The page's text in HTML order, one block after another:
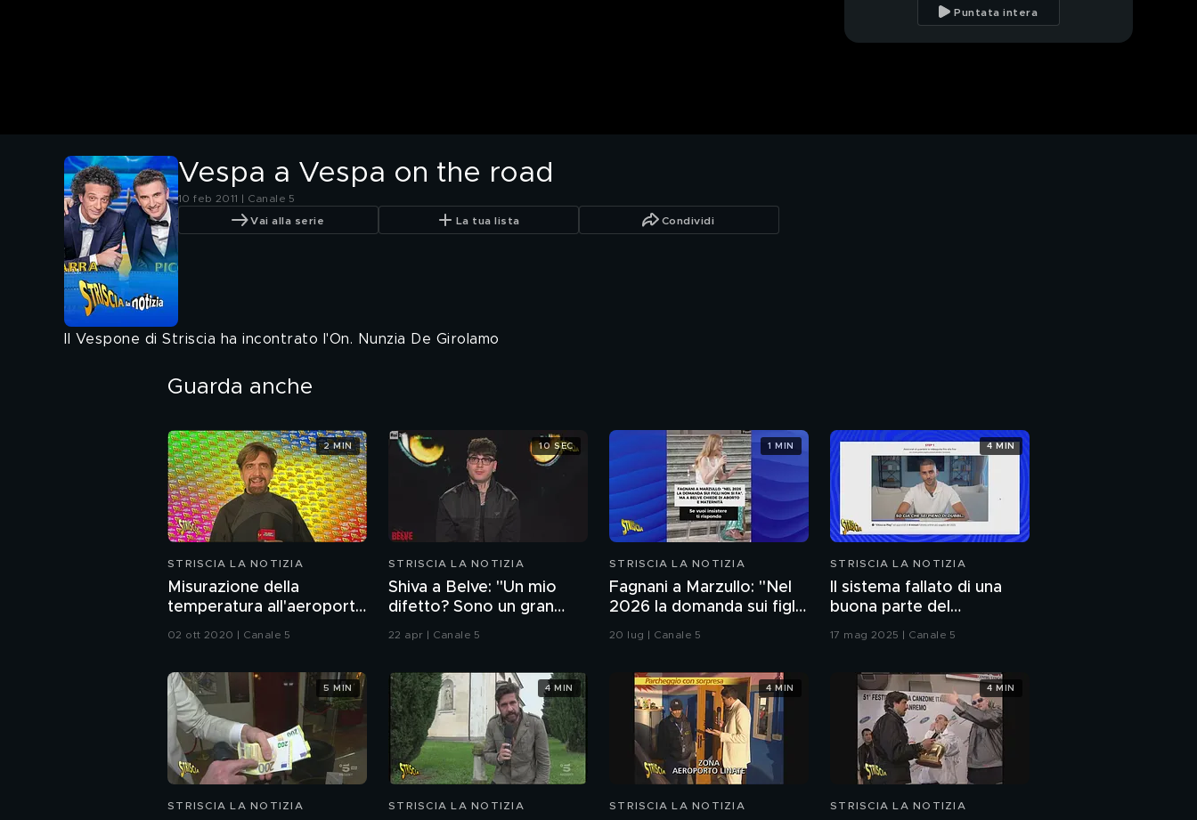
Puntata intera
Vespa a Vespa on the road
10 feb 2011 | Canale 5
Vai alla serie La tua lista Condividi
Il Vespone di Striscia ha incontrato l'On. Nunzia De Girolamo
Guarda anche
STRISCIA LA NOTIZIA
Misurazione della
temperatura all'aeroporto
di Malpensa
02 ott 2020 | Canale 5
2 MIN
STRISCIA LA NOTIZIA
Shiva a Belve: "Un mio
difetto? Sono un gran
coglione"
22 apr | Canale 5
10 SEC
STRISCIA LA NOTIZIA
Fagnani a Marzullo: "Nel
2026 la domanda sui figli
non si fa". Ma a Belve
20 lug | Canale 5
1 MIN
STRISCIA LA NOTIZIA
Il sistema fallato di una
buona parte del
giornalismo online: articoli
17 mag 2025 | Canale 5
4 MIN
STRISCIA LA NOTIZIA
5 MIN
STRISCIA LA NOTIZIA
4 MIN
STRISCIA LA NOTIZIA
4 MIN
STRISCIA LA NOTIZIA
4 MIN